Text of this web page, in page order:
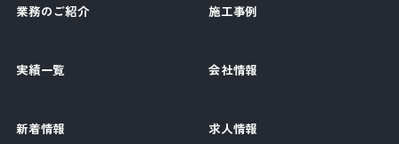
業務のご紹介 施工事例
実績一覧 会社情報
新着情報 求人情報